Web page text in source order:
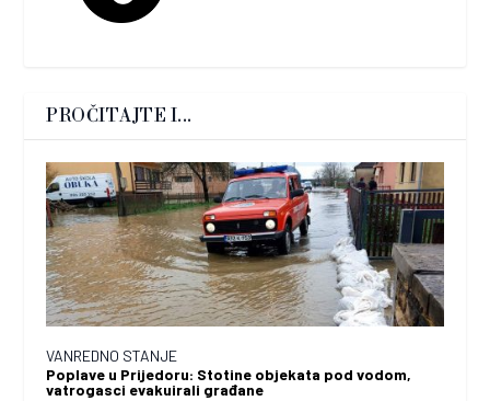
PROČITAJTE I...
VANREDNO STANJE
Poplave u Prijedoru: Stotine objekata pod vodom,
vatrogasci evakuirali građane